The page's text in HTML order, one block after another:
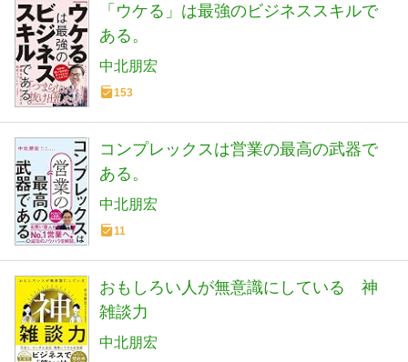
「ウケる」は最強のビジネススキルで
ある。
中北朋宏
153
コンプレックスは営業の最高の武器で
ある。
中北朋宏
11
おもしろい人が無意識にしている 神
雑談力
中北朋宏